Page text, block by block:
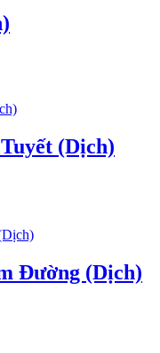
(Dịch)
Đường (Dịch)